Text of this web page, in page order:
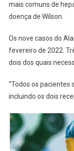
mais comuns de
doença de Wilson.
Os nove casos do
fevereiro de 2022.
dois dos quais
“Todos os pacientes
incluindo os dois